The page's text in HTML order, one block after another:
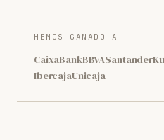
HEMOS GANADO A
CaixaBankBBVASantander
IbercajaUnicaja